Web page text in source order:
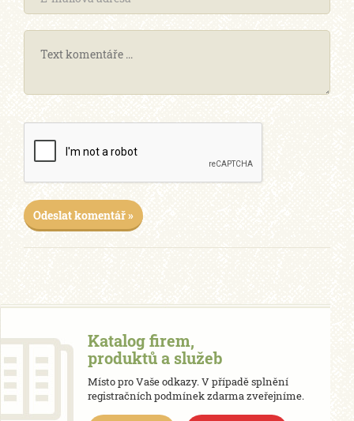
Odeslat komentář »
Katalog firem,
produktů a služeb
Místo pro Vaše odkazy. V případě splnění
registračních podmínek zdarma zveřejníme.